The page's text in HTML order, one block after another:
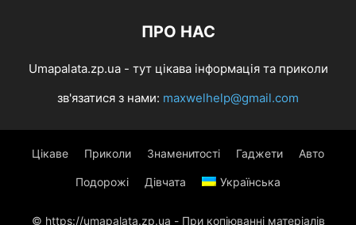
ПРО НАС
Umapalata.zp.ua - тут цікава інформація та приколи
зв'язатися з нами: maxwelhelp@gmail.com
Цікаве Приколи Знаменитості Гаджети Авто
Подорожі Дівчата Українська
© https://umapalata.zp.ua - При копіюванні матеріалів